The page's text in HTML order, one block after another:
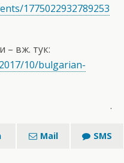
1775022932789253
– вж. тук:
10/bulgarian-
.
Mail SMS